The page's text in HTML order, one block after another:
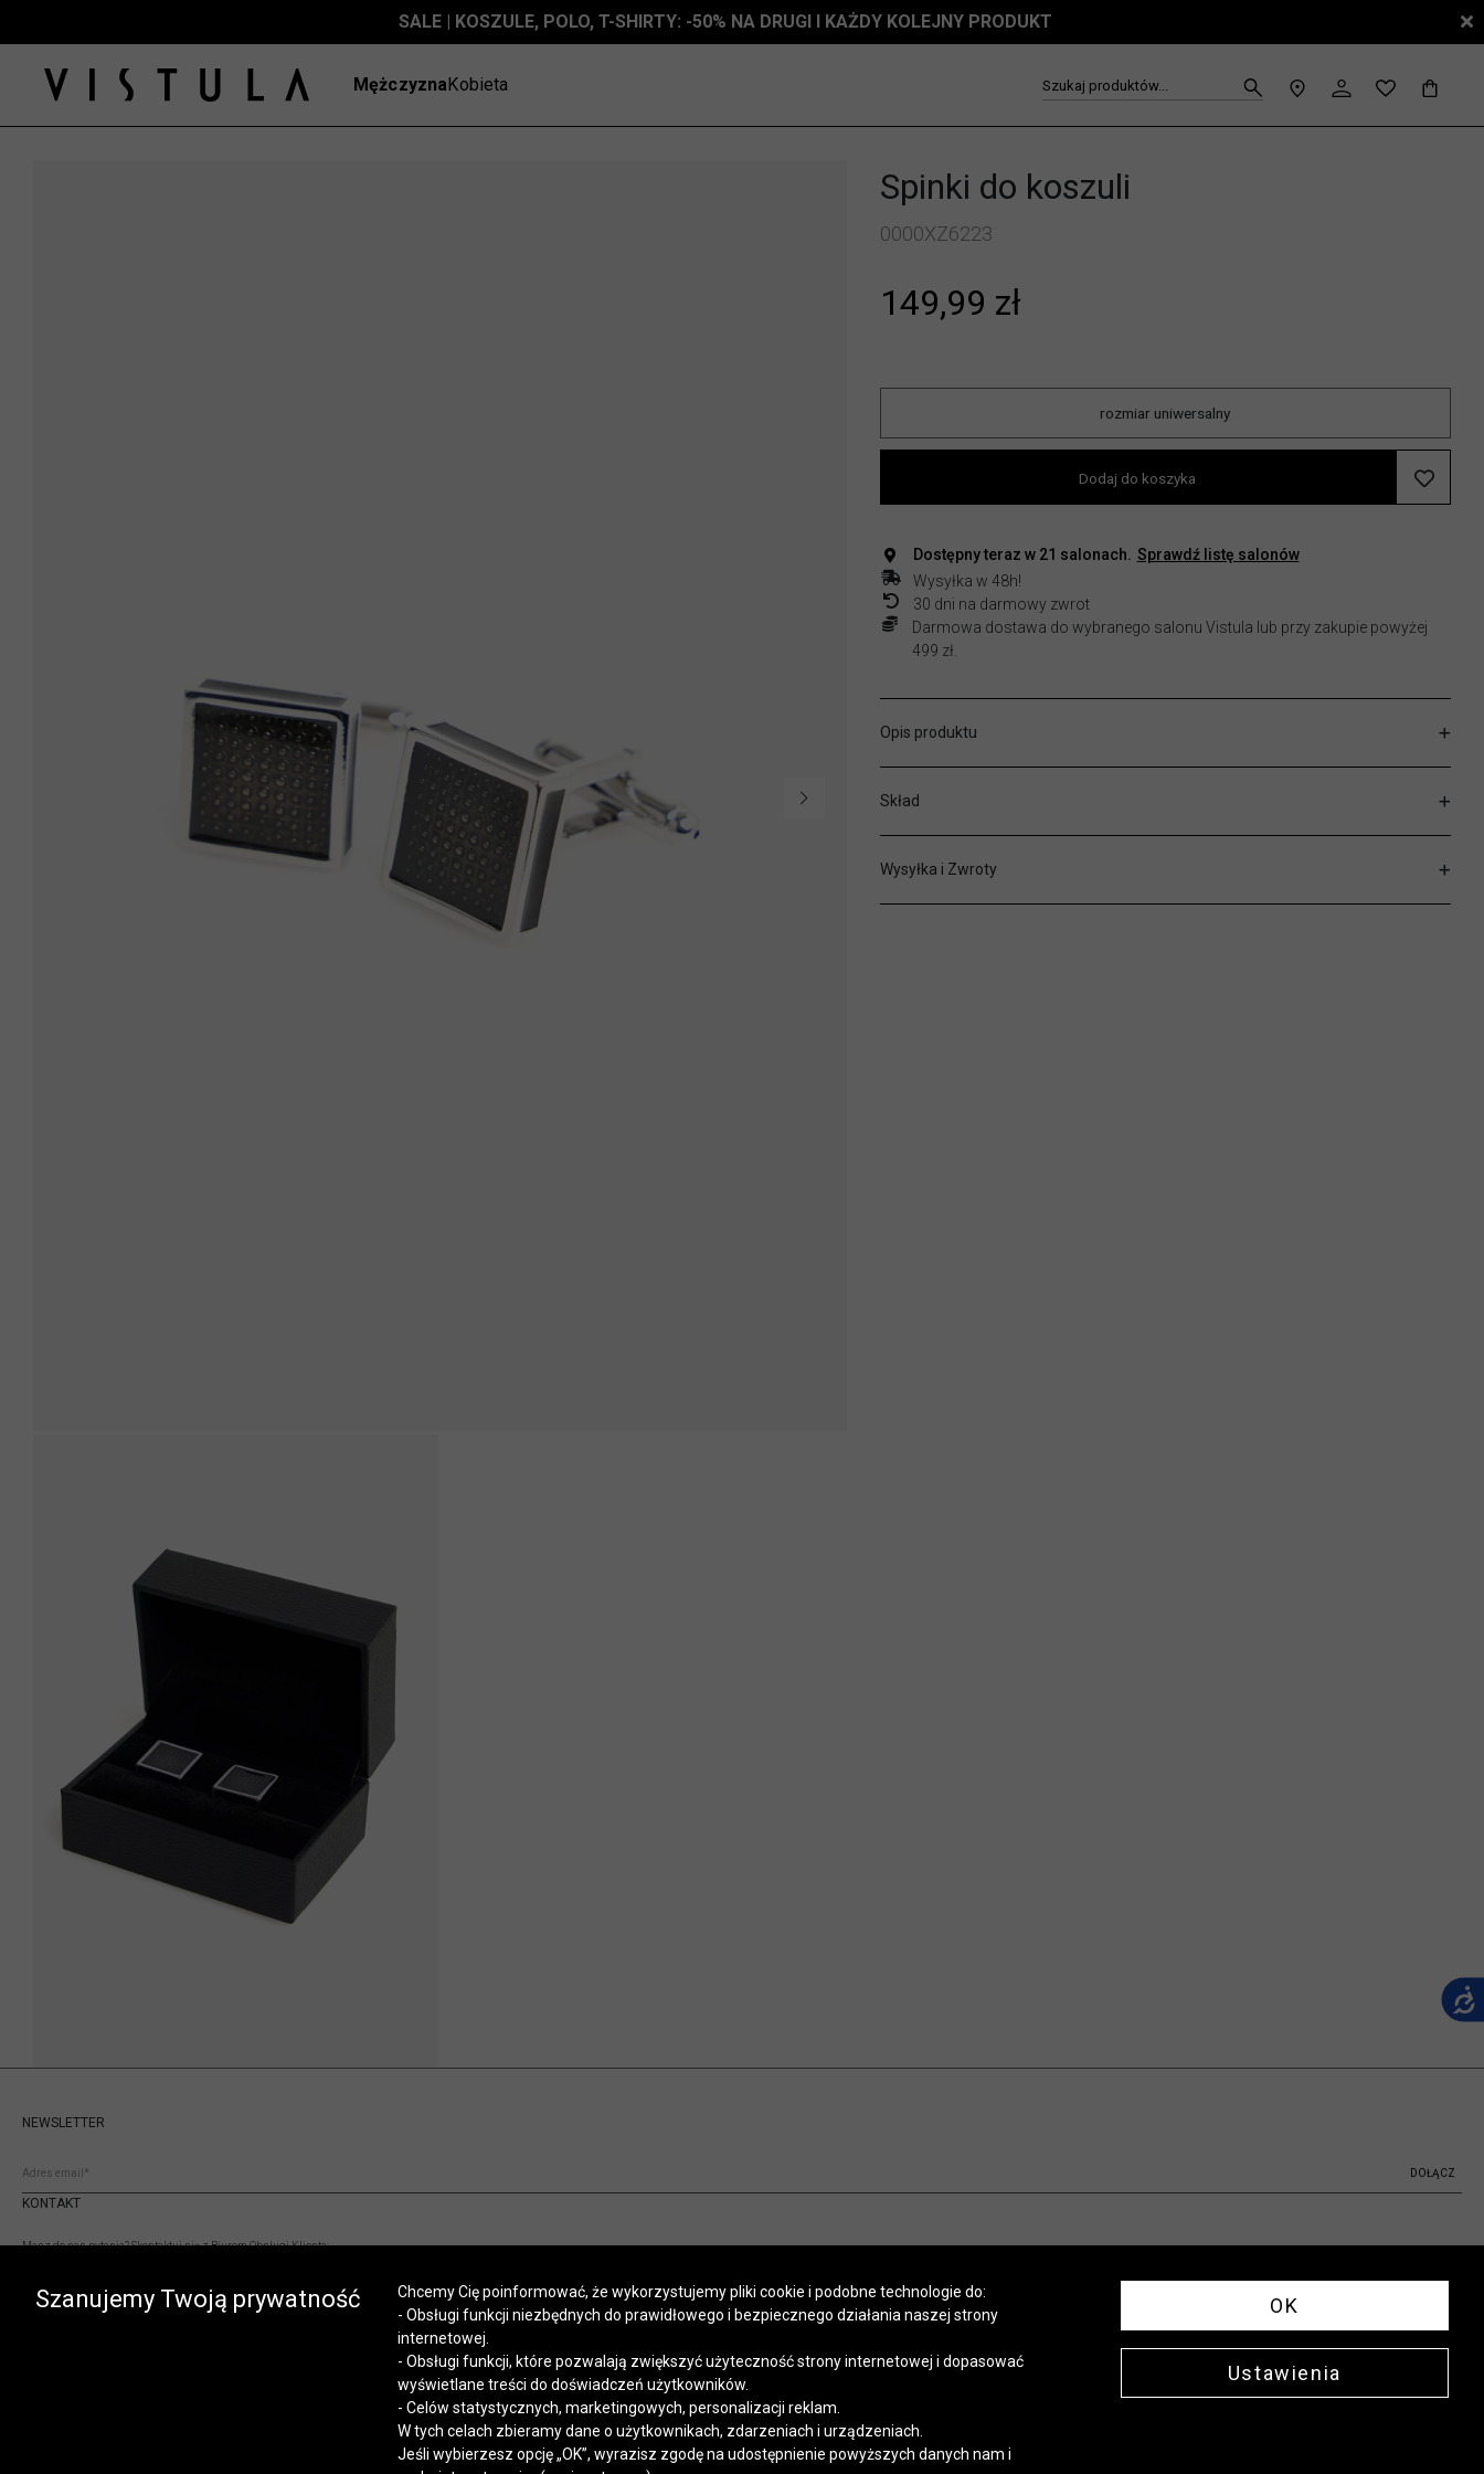
SALE | KOSZULE, POLO, T-SHIRTY: -50% NA DRUGI I KAŻDY KOLEJNY PRODUKT
MężczyznaKobieta Szukaj produktów...
Spinki do koszuli
0000XZ6223
149,99 zł
rozmiar uniwersalny
Dodaj do koszyka
Dostępny teraz w 21 salonach.
Sprawdź listę salonów
Wysyłka w 48h!
30 dni na darmowy zwrot
Darmowa dostawa do wybranego salonu Vistula lub przy zakupie powyżej
499 zł.
Opis produktu
Skład
Wysyłka i Zwroty
KONTAKT
Masz do nas pytania? Skontaktuj się z Biurem Obsługi Klienta:
sklep.internetowy@vistula.pl
Regulaminy Polityka prywatnościKontakt
NEWSLETTER
DOŁĄCZ
Szanujemy Twoją prywatność
Chcemy Cię poinformować, że wykorzystujemy pliki cookie i podobne technologie do:
- Obsługi funkcji niezbędnych do prawidłowego i bezpiecznego działania naszej strony
internetowej.
- Obsługi funkcji, które pozwalają zwiększyć użyteczność strony internetowej i dopasować
wyświetlane treści do doświadczeń użytkowników.
- Celów statystycznych, marketingowych, personalizacji reklam.
W tych celach zbieramy dane o użytkownikach, zdarzeniach i urządzeniach.
Jeśli wybierzesz opcję „OK”, wyrazisz zgodę na udostępnienie powyższych danych nam i
OK
Ustawienia